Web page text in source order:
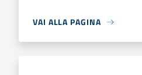
VAI ALLA PAGINA